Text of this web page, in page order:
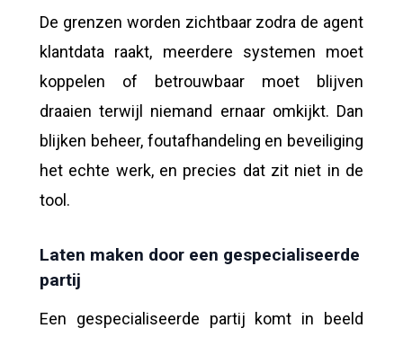
De grenzen worden zichtbaar zodra de agent
klantdata raakt, meerdere systemen moet
koppelen of betrouwbaar moet blijven
draaien terwijl niemand ernaar omkijkt. Dan
blijken beheer, foutafhandeling en beveiliging
het echte werk, en precies dat zit niet in de
tool.
Laten maken door een gespecialiseerde
partij
Een gespecialiseerde partij komt in beeld